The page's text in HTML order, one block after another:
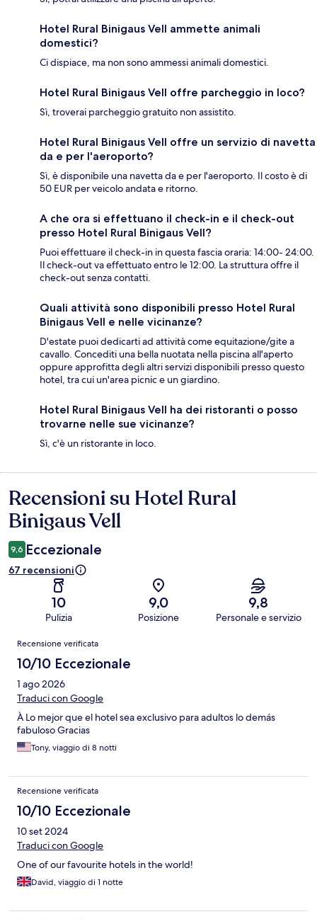
Hotel Rural Binigaus Vell ammette animali
domestici?
Ci dispiace, ma non sono ammessi animali domestici.
Hotel Rural Binigaus Vell offre parcheggio in loco?
Sì, troverai parcheggio gratuito non assistito.
Hotel Rural Binigaus Vell offre un servizio di navetta
da e per l'aeroporto?
Sì, è disponibile una navetta da e per l'aeroporto. Il costo è di
50 EUR per veicolo andata e ritorno.
A che ora si effettuano il check-in e il check-out
presso Hotel Rural Binigaus Vell?
Puoi effettuare il check-in in questa fascia oraria: 14:00- 24:00.
Il check-out va effettuato entro le 12:00. La struttura offre il
check-out senza contatti.
Quali attività sono disponibili presso Hotel Rural
Binigaus Vell e nelle vicinanze?
D'estate puoi dedicarti ad attività come equitazione/gite a
cavallo. Concediti una bella nuotata nella piscina all'aperto
oppure approfitta degli altri servizi disponibili presso questo
hotel, tra cui un'area picnic e un giardino.
Hotel Rural Binigaus Vell ha dei ristoranti o posso
trovarne nelle sue vicinanze?
Sì, c'è un ristorante in loco.
Recensioni
Recensioni su Hotel Rural
Binigaus Vell
9,6 Eccezionale
67 recensioni
10
Pulizia
9,0
Posizione
9,8
Personale e servizio
Recensioni
Recensione verificata
10/10 Eccezionale
1 ago 2026
Traduci con Google
À Lo mejor que el hotel sea exclusivo para adultos lo demás
fabuloso Gracias
Tony, viaggio di 8 notti
Recensione verificata
10/10 Eccezionale
10 set 2024
Traduci con Google
One of our favourite hotels in the world!
David, viaggio di 1 notte